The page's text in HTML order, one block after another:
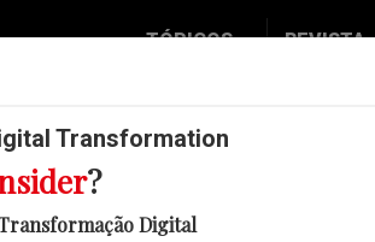
TÓPICOS
Digital
IT Strategy
REVISTA
na IA, mas poucas
Transformation
?
Digital